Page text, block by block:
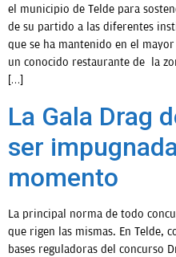
5ª COLUMNA
CARTAS DEL DIRECTOR
ENTREVISTAS
OPINIÓN
el municipio de Telde para
de su partido a las diferentes
que se ha mantenido en el
un conocido restaurante de la
[…]
La Gala Drag
ser
momento
La principal norma de todo
que rigen las mismas. En Telde,
bases reguladoras del concurso